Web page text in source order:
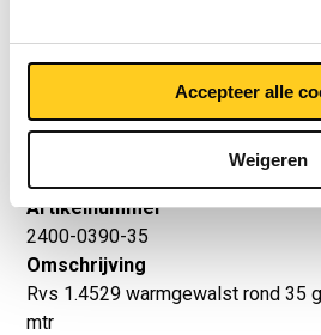
Accepteer alle
Weigeren
Rvs 1.4529 warmgewalst rond 30
mtr
Stuks gewicht in kg
Bruto prijs
Artikelnummer
2400-0390-35
Omschrijving
Rvs 1.4529 warmgewalst rond 35
mtr